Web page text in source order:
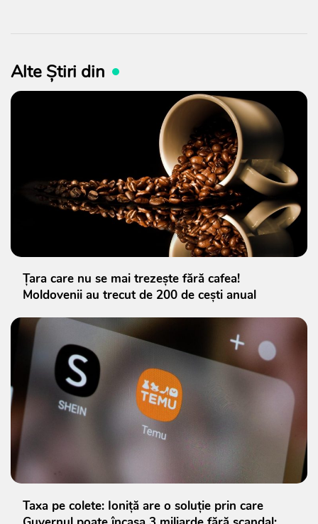
Alte Știri din
Țara care nu se mai trezește fără cafea!
Moldovenii au trecut de 200 de cești anual
Taxa pe colete: Ioniță are o soluție prin care